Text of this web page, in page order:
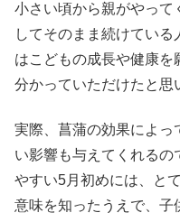
小さい頃から親がやって
してそのまま続けてい
はこどもの成長や健康
分かっていただけたと思
実際、菖蒲の効果によっ
い影響も与えてくれるの
やすい5月初めには、と
意味を知ったうえで、子